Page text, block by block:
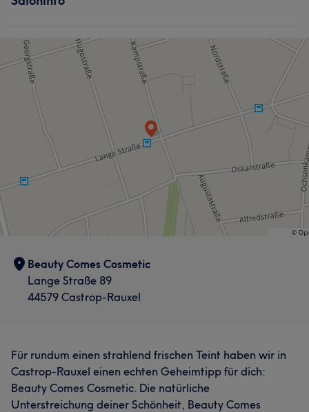
Beauty Comes Cosmetic
Lange Straße 89
44579 Castrop-Rauxel
Für rundum einen strahlend frischen Teint haben wir in
Castrop-Rauxel einen echten Geheimtipp für dich:
Beauty Comes Cosmetic. Die natürliche
Unterstreichung deiner Schönheit, Beauty Comes